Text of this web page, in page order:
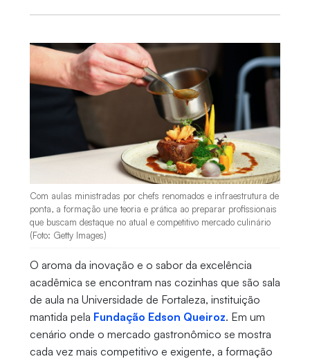
Com aulas ministradas por chefs renomados e infraestrutura de
ponta, a formação une teoria e prática ao preparar profissionais
que buscam destaque no atual e competitivo mercado culinário
(Foto: Getty Images)
O aroma da inovação e o sabor da excelência
acadêmica se encontram nas cozinhas que são sala
de aula na Universidade de Fortaleza, instituição
mantida pela Fundação Edson Queiroz. Em um
cenário onde o mercado gastronômico se mostra
cada vez mais competitivo e exigente, a formação